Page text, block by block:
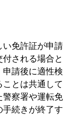
い免許証が申請
される場合と
請後に適性検
とは共通して
警察署や運転免
続きが終了す